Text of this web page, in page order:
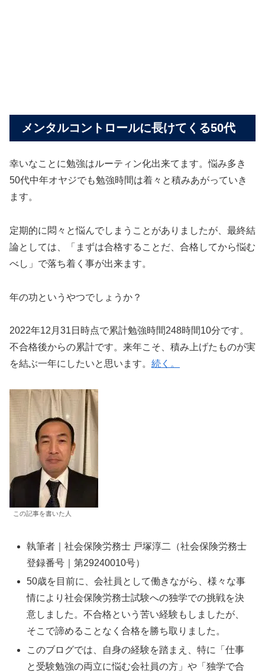
メンタルコントロールに長けてくる50代
幸いなことに勉強はルーティン化出来てます。悩み多き
50代中年オヤジでも勉強時間は着々と積みあがっていき
ます。
定期的に悶々と悩んでしまうことがありましたが、最終結
論としては、「まずは合格することだ、合格してから悩む
べし」で落ち着く事が出来ます。
年の功というやつでしょうか？
2022年12月31日時点で累計勉強時間248時間10分です。
不合格後からの累計です。来年こそ、積み上げたものが実
を結ぶ一年にしたいと思います。 続く。
この記事を書いた人
執筆者｜社会保険労務士 戸塚淳二（社会保険労務士
登録番号｜第29240010号）
50歳を目前に、会社員として働きながら、様々な事
情により社会保険労務士試験への独学での挑戦を決
意しました。不合格という苦い経験もしましたが、
そこで諦めることなく合格を勝ち取りました。
このブログでは、自身の経験を踏まえ、特に「仕事
と受験勉強の両立に悩む会社員の方」や「独学で合